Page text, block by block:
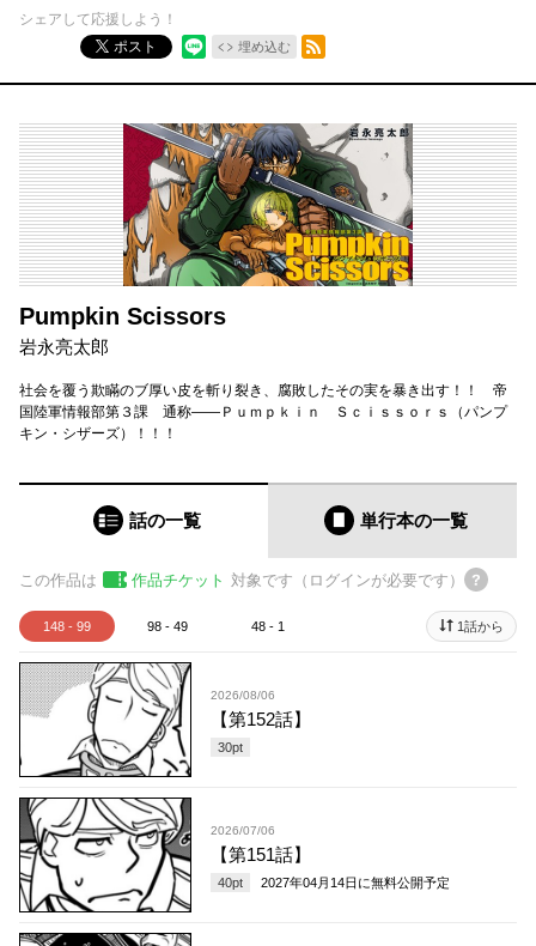
シェアして応援しよう！
ポスト
埋め込む
RSSフィード
Pumpkin Scissors
岩永亮太郎
社会を覆う欺瞞のブ厚い皮を斬り裂き、腐敗したその実を暴き出す！！ 帝
国陸軍情報部第３課 通称――Ｐｕｍｐｋｉｎ Ｓｃｉｓｓｏｒｓ（パンプ
キン・シザーズ）！！！
話の一覧 単行本の一覧
この作品は 作品チケット 対象です（ログインが必要です）
148 - 99 98 - 49 48 - 1 1話から
2026/08/06
【第152話】
30pt
2026/07/06
【第151話】
40pt 2027年04月14日 に無料公開予定